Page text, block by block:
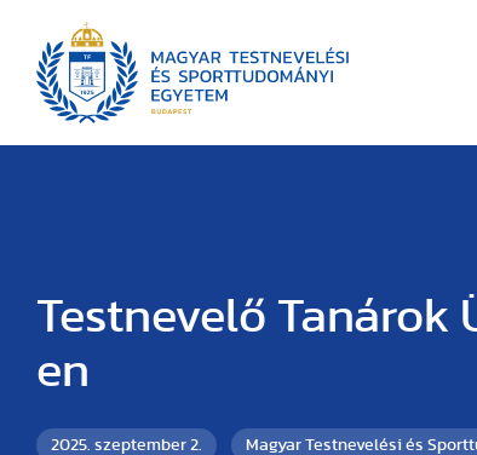
Testnevelő Tanárok
en
2025. szeptember 2. Magyar Testnevelési és